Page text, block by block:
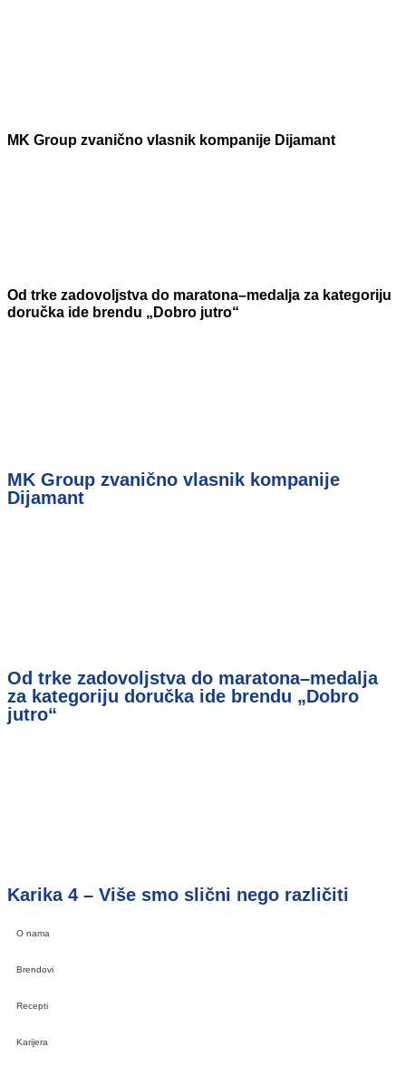
MK Group zvanično vlasnik kompanije Dijamant
Od trke zadovoljstva do maratona–medalja za kategoriju
doručka ide brendu „Dobro jutro“
MK Group zvanično vlasnik kompanije
Dijamant
Od trke zadovoljstva do maratona–medalja
za kategoriju doručka ide brendu „Dobro
jutro“
Karika 4 – Više smo slični nego različiti
O nama
Brendovi
Recepti
Karijera